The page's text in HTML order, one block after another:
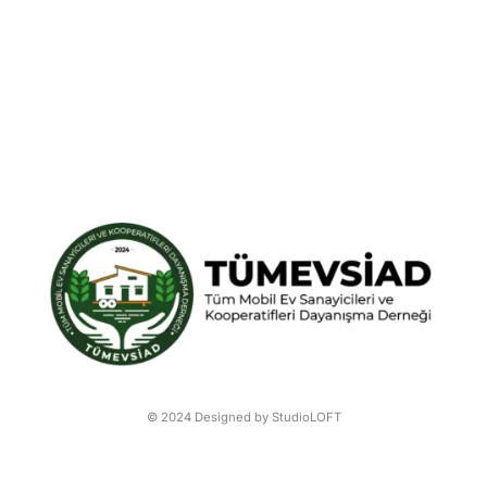
© 2024 Designed by StudioLOFT